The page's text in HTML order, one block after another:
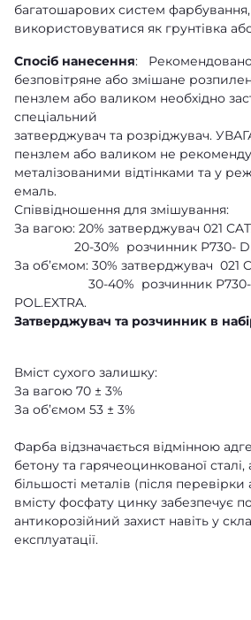
багатошарових систем
використовуватися як грунтівка
Спосіб нанесення:
безповітряне або змішане
пензлем або валиком необхідно
спеціальний
затверджувач та розріджувач.
пензлем або валиком не
металізованими відтінками та у
емаль.
Співвідношення для змішування:
За вагою: 20% затверджувач 021
20-30% розчинник Р730-
За об’ємом: 30% затверджувач 021
30-40% розчинник Р730-
POL.EXTRA.
Затверджувач та розчинник в
Вміст сухого залишку:
За вагою 70 ± 3%
За об’ємом 53 ± 3%
Фарба відзначається відмінною
бетону та гарячеоцинкованої
більшості металів (після перевірки
вмісту фосфату цинку забезпечує
антикорозійний захист навіть у
експлуатації.